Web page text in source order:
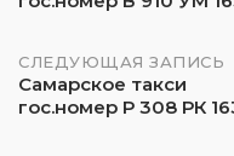
по
записям
СЛЕДУЮЩАЯ ЗАПИСЬ
Самарское такси
гос.номер Р 308 РК